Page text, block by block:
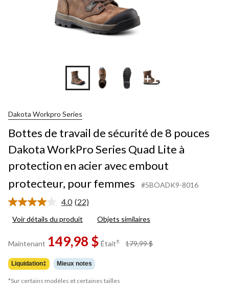
+1
Dakota Workpro Series
Bottes de travail de sécurité de 8 pouces
Dakota WorkPro Series Quad Lite à
protection en acier avec embout
protecteur, pour femmes
#5BOADK9-8016
4.0 Lire
22
Lien
vers
même
page.
(22)
Voir détails du produit Objets similaires
Maintenant 149,98 $ Était± 179,99 $
Liquidation‡ Mieux notes
*Sur certains modèles et certaines tailles